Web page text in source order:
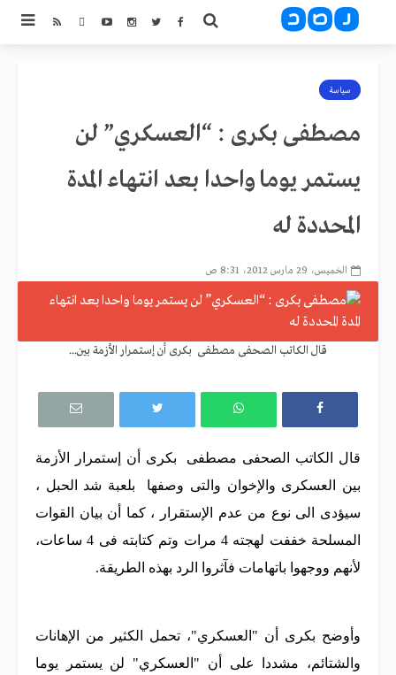
سياسة
مصطفى بكرى : “العسكري” لن
يستمر يوما واحدا بعد انتهاء المدة
المحددة له
الخميس، 29 مارس 2012، 8:31 ص
قال الكاتب الصحفى مصطفى بكرى أن إستمرار الأزمة بين...
قال الكاتب الصحفى مصطفى بكرى أن إستمرار الأزمة
بين العسكرى والإخوان والتى وصفها بلعبة شد الحبل ،
سيؤدى الى نوع من عدم الإستقرار ، كما أن بيان القوات
المسلحة خففت لهجته 4 مرات وتم كتابته فى 4 ساعات،
لأنهم ووجهوا باتهامات فآثروا الرد بهذه الطريقة.
وأوضح بكرى أن "العسكري"، تحمل الكثير من الإهانات
والشتائم، مشددا على أن "العسكري" لن يستمر يوما